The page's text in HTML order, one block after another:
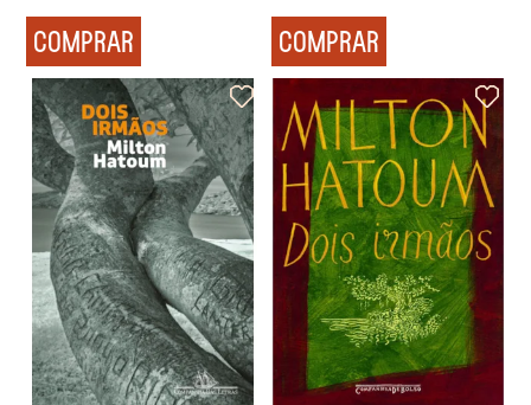
COMPRAR
COMPRAR